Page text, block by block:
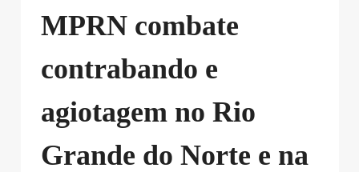
MPRN combate
contrabando e
agiotagem no Rio
Grande do Norte e na